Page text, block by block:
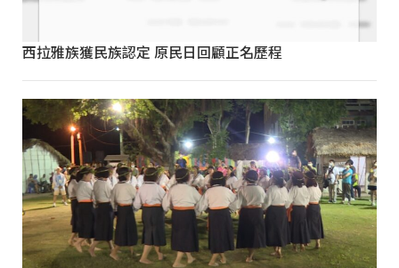
西拉雅族獲民族認定 原民日回顧正名歷程